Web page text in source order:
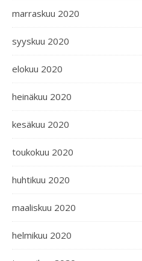
marraskuu 2020
syyskuu 2020
elokuu 2020
heinäkuu 2020
kesäkuu 2020
toukokuu 2020
huhtikuu 2020
maaliskuu 2020
helmikuu 2020